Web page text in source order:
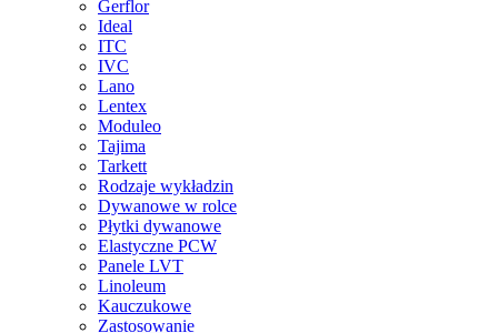
Gerflor
Ideal
ITC
IVC
Lano
Lentex
Moduleo
Tajima
Tarkett
Rodzaje wykładzin
Dywanowe w rolce
Płytki dywanowe
Elastyczne PCW
Panele LVT
Linoleum
Kauczukowe
Zastosowanie